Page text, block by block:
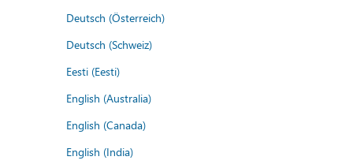
Deutsch (Österreich)
Deutsch (Schweiz)
Eesti (Eesti)
English (Australia)
English (Canada)
English (India)